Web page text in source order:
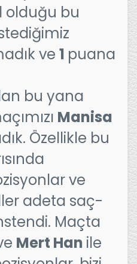
olduğu bu
ve 1 puana
bu yana
Manisa
Özellikle bu
ve
adeta saç-
Maçta
Mert Han ile